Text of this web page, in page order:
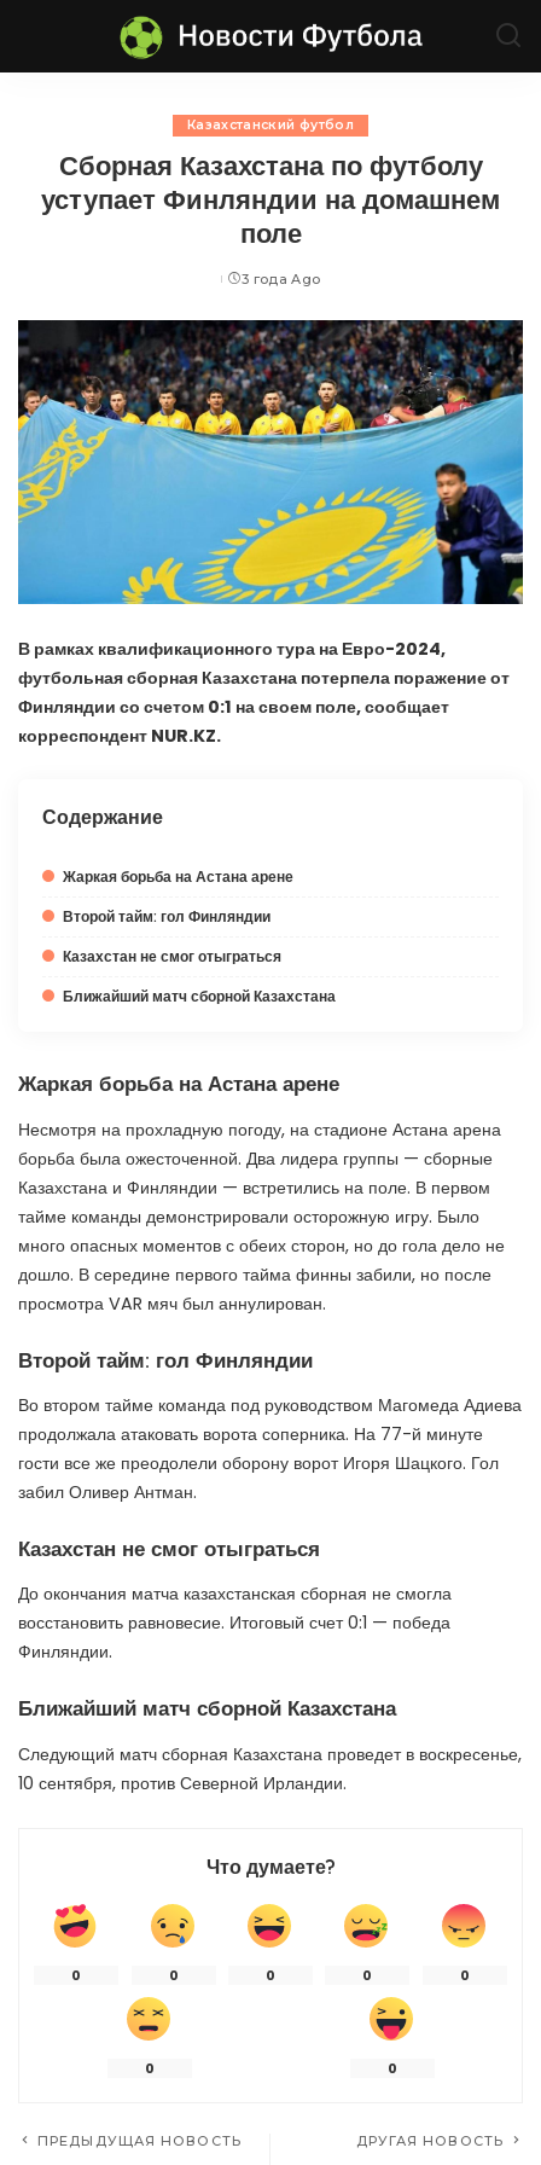
Казахстанский футбол
Сборная Казахстана по футболу
уступает Финляндии на домашнем
поле
Posted
3 года Ago
В рамках квалификационного тура на Евро-2024,
футбольная сборная Казахстана потерпела поражение от
Финляндии со счетом 0:1 на своем поле, сообщает
корреспондент NUR.KZ.
Содержание
Жаркая борьба на Астана арене
Второй тайм: гол Финляндии
Казахстан не смог отыграться
Ближайший матч сборной Казахстана
Жаркая борьба на Астана арене
Несмотря на прохладную погоду, на стадионе Астана арена
борьба была ожесточенной. Два лидера группы — сборные
Казахстана и Финляндии — встретились на поле. В первом
тайме команды демонстрировали осторожную игру. Было
много опасных моментов с обеих сторон, но до гола дело не
дошло. В середине первого тайма финны забили, но после
просмотра VAR мяч был аннулирован.
Второй тайм: гол Финляндии
Во втором тайме команда под руководством Магомеда Адиева
продолжала атаковать ворота соперника. На 77-й минуте
гости все же преодолели оборону ворот Игоря Шацкого. Гол
забил Оливер Антман.
Казахстан не смог отыграться
До окончания матча казахстанская сборная не смогла
восстановить равновесие. Итоговый счет 0:1 — победа
Финляндии.
Ближайший матч сборной Казахстана
Следующий матч сборная Казахстана проведет в воскресенье,
10 сентября, против Северной Ирландии.
Что думаете?
0 0 0 0 0
0 0
ПРЕДЫДУЩАЯ НОВОСТЬ ДРУГАЯ НОВОСТЬ